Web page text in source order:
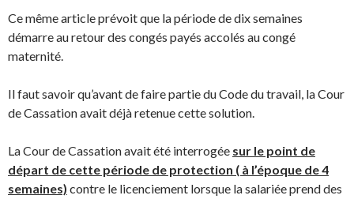
Ce même article prévoit que la période de dix semaines
démarre au retour des congés payés accolés au congé
maternité.
Il faut savoir qu’avant de faire partie du Code du travail, la Cour
de Cassation avait déjà retenue cette solution.
La Cour de Cassation avait été interrogée sur le point de
départ de cette période de protection ( à l’époque de 4
semaines) contre le licenciement lorsque la salariée prend des